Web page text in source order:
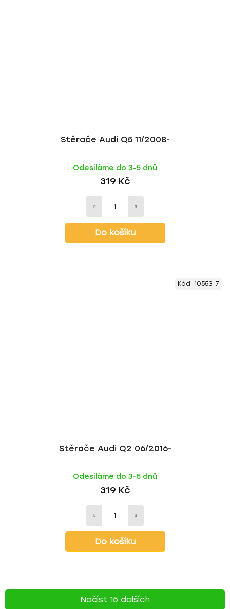
Stěrače Audi Q5 11/2008-
Odesíláme do 3-5 dnů
319 Kč
Do košíku
Stěrače Audi Q2 06/2016-
Odesíláme do 3-5 dnů
319 Kč
Do košíku
Kód: 10553-7
Načíst 15 dalších